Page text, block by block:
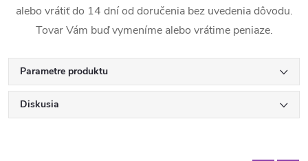
alebo vrátiť do 14 dní od doručenia bez uvedenia dôvodu.
Tovar Vám buď vymeníme alebo vrátime peniaze.
Parametre produktu
Diskusia